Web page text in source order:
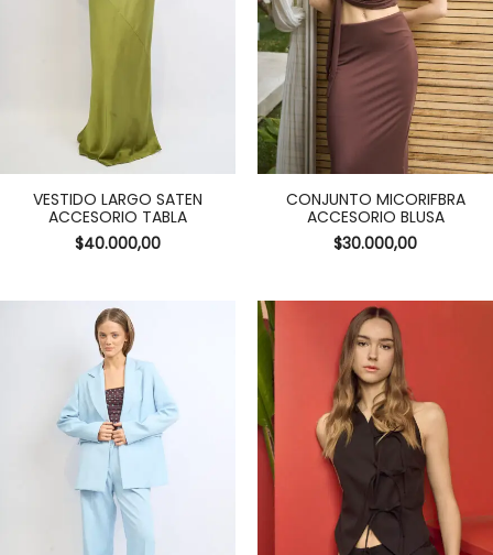
VESTIDO LARGO SATEN
ACCESORIO TABLA
$40.000,00
CONJUNTO MICORIFBRA
ACCESORIO BLUSA
$30.000,00